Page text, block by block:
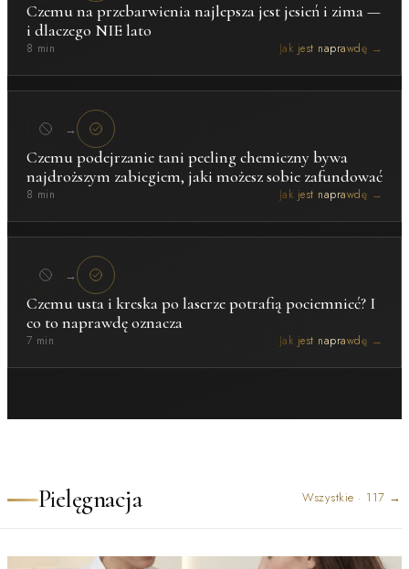
Czemu na przebarwienia najlepsza jest jesień i zima —
i dlaczego NIE lato
8 min Jak jest naprawdę →
→
Czemu podejrzanie tani peeling chemiczny bywa
najdroższym zabiegiem, jaki możesz sobie zafundować
8 min Jak jest naprawdę →
→
Czemu usta i kreska po laserze potrafią pociemnieć? I
co to naprawdę oznacza
7 min Jak jest naprawdę →
Pielęgnacja Wszystkie · 117 →